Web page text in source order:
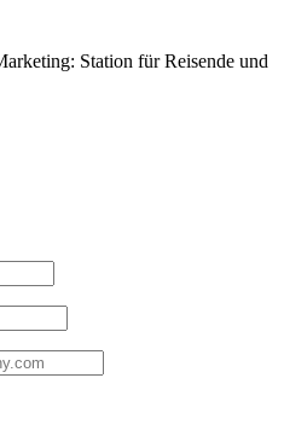
Station für Reisende und